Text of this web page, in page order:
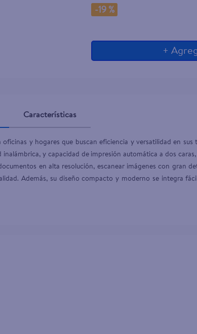
-19 %
+
Características
y hogares que buscan eficiencia y versatilidad en sus
y capacidad de impresión automática a dos
en alta resolución, escanear imágenes con gran
Además, su diseño compacto y moderno se integra